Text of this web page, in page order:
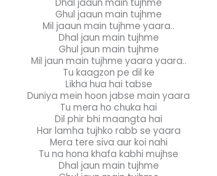
Ghul jaaun main tujhme
Mil jaaun main tujhme yaara..
Dhal jaun main tujhme
Ghul jaun main tujhme
Mil jaun main tujhme yaara yaara..
Tu kaagzon pe dil ke
Likha hua hai tabse
Duniya mein hoon jabse main yaara
Tu mera ho chuka hai
Dil phir bhi maangta hai
Har lamha tujhko rabb se yaara
Mera tere siva aur koi nahi
Tu na hona khafa kabhi mujhse
Dhal jaun main tujhme